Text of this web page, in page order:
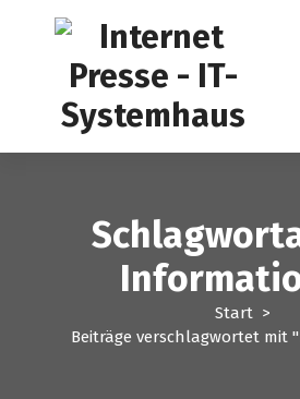
a
Start>
Beiträge verschlagwortet mit